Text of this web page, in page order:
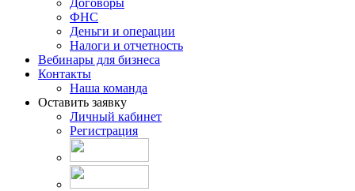
Договоры
ФНС
Деньги и операции
Налоги и отчетность
Вебинары для бизнеса
Контакты
Наша команда
Оставить заявку
Личный кабинет
Регистрация